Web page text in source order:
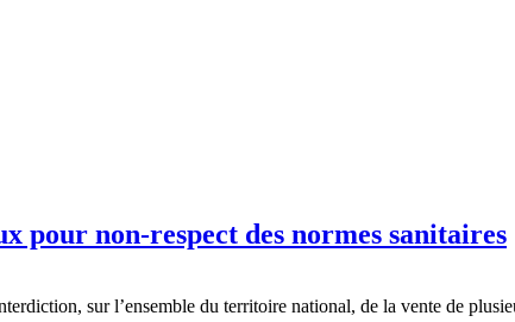
pour non-respect des normes sanitaires
sur l’ensemble du territoire national, de la vente de